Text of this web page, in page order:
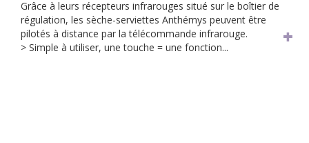
Grâce à leurs récepteurs infrarouges situé sur le boîtier de
régulation, les sèche-serviettes Anthémys peuvent être
pilotés à distance par la télécommande infrarouge.
> Simple à utiliser, une touche = une fonction...